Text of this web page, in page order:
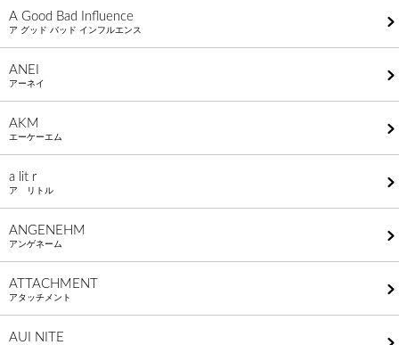
A Good Bad Influence
ア グッド バッド インフルエンス
ANEI
アーネイ
AKM
エーケーエム
a lit r
ア リトル
ANGENEHM
アンゲネーム
ATTACHMENT
アタッチメント
AUI NITE